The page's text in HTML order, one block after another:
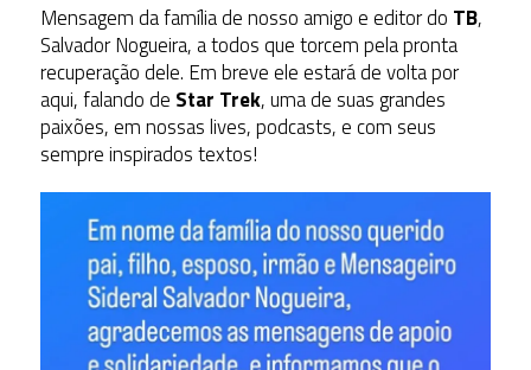
Mensagem da família de nosso amigo e editor do TB,
Salvador Nogueira, a todos que torcem pela pronta
recuperação dele. Em breve ele estará de volta por
aqui, falando de Star Trek, uma de suas grandes
paixões, em nossas lives, podcasts, e com seus
sempre inspirados textos!